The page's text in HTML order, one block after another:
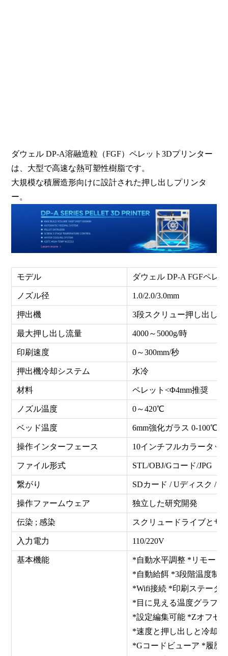
ダウェル DP-A溶融造粒（FGF）ペレット3Dプリンター
は、大型で高速な熱可塑性樹脂です。
大規模な積層造形向けに設計された押し出しプリンタ
ー。
モデル ダウェル DP-A FGFペレ
ノズル径 1.0/2.0/3.0mm
押出機 3段スクリュー押し出し
最大押し出し流量 4000～5000g/時
印刷速度 0～300mm/秒
押出機冷却システム 水冷
材料 ペレット<Φ4mm推奨
ノズル温度 0～420℃
ベッド温度 6mm強化ガラス 0-100℃
操作インターフェース 10インチフルカラータッ
ファイル形式 STL/OBJ/Gコード/JPG
繋がり SDカード / Uディスク /
操作ファームウェア 独立した研究開発
伝染 ; 感染 スクリュードライブとサ
入力電力 110/220V
基本機能
*自動水平調整 *リモート
*自動給餌 *3段階温度制御
*Wifi接続 *印刷ステータ
*目に見える温度グラフ *
*設定編集可能 *Zオフセ
*速度と押し出しと冷却の
*Gコードビューア *履歴